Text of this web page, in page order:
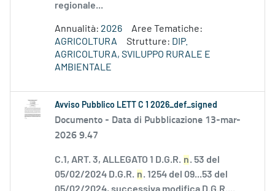
regionale...
Annualità: 2026
Aree Tematiche:
AGRICOLTURA
Strutture: DIP.
AGRICOLTURA, SVILUPPO RURALE E
AMBIENTALE
Avviso Pubblico LETT C 1 2026_def_signed
Documento - Data di Pubblicazione 13-mar-
2026 9.47
C.1, ART. 3, ALLEGATO 1 D.G.R. n. 53 del
05/02/2024 D.G.R. n. 1254 del 09...53 del